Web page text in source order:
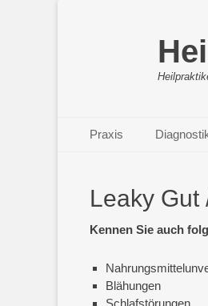
Primäres Menü
Inhalt
Praxis
Leaky
Kennen Sie auch
Blähungen